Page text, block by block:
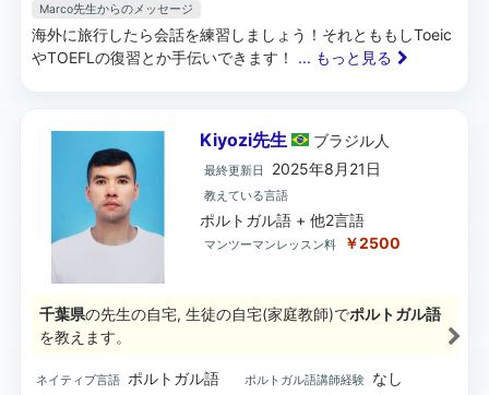
Marco先生からのメッセージ
海外に旅行したら会話を練習しましょう！それとももしToeic
やTOEFLの復習とか手伝いできます！ ... もっと見る
Kiyozi先生 ブラジル人
最終更新日 2025年8月21日
教えている言語
ポルトガル語 + 他2言語
マンツーマンレッスン料 ￥2500
千葉県の先生の自宅, 生徒の自宅(家庭教師)でポルトガル語
を教えます。
ネイティブ言語 ポルトガル語 ポルトガル語講師経験
なし